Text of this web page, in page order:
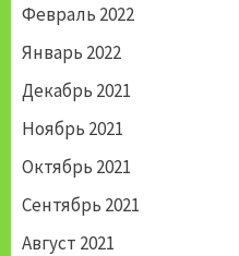
Февраль 2022
Январь 2022
Декабрь 2021
Ноябрь 2021
Октябрь 2021
Сентябрь 2021
Август 2021